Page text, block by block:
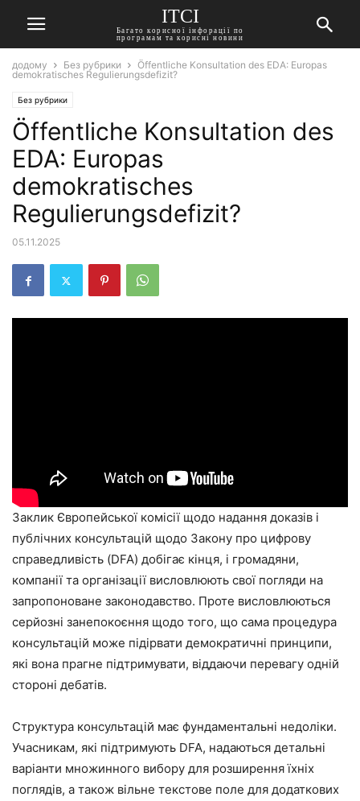
ITCI
Багато корисної інфорації по
програмам та корисні новини
додому Без рубрики
Öffentliche Konsultation des EDA: Europas
demokratisches Regulierungsdefizit?
Без рубрики
Öffentliche Konsultation des
EDA: Europas
demokratisches
Regulierungsdefizit?
05.11.2025
Заклик Європейської комісії щодо надання доказів і
публічних консультацій щодо Закону про цифрову
справедливість (DFA) добігає кінця, і громадяни,
компанії та організації висловлюють свої погляди на
запропоноване законодавство. Проте висловлюються
серйозні занепокоєння щодо того, що сама процедура
консультацій може підірвати демократичні принципи,
які вона прагне підтримувати, віддаючи перевагу одній
стороні дебатів.
Структура консультацій має фундаментальні недоліки.
Учасникам, які підтримують DFA, надаються детальні
варіанти множинного вибору для розширення їхніх
поглядів, а також вільне текстове поле для додаткових